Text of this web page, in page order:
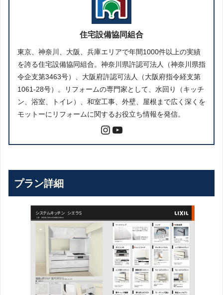
住宅設備協同組合
東京、神奈川、大阪、兵庫エリアで年間1000件以上の実績
を誇る住宅設備協同組合。神奈川県許認可法人（神奈川県指
令企支第3463号）、大阪府許認可法人（大阪府指令経支第
1061-28号）。リフォームの専門家として、水回り（キッチ
ン、浴室、トイレ）、和室工事、外壁、屋根まで広く深くを
モットーにリフォームに関するお役立ち情報を発信。
プラン詳細